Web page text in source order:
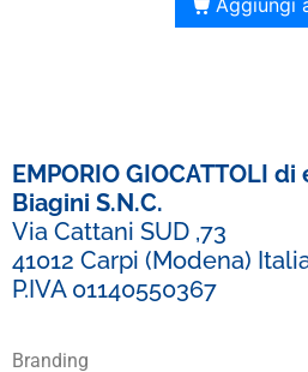
EMPORIO GIOCATTOLI di
Biagini S.N.C.
Via Cattani SUD ,73
41012 Carpi (Modena)
P.IVA 01140550367
Branding